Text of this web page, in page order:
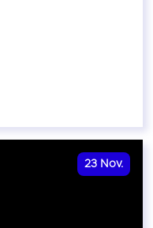
23 Nov.